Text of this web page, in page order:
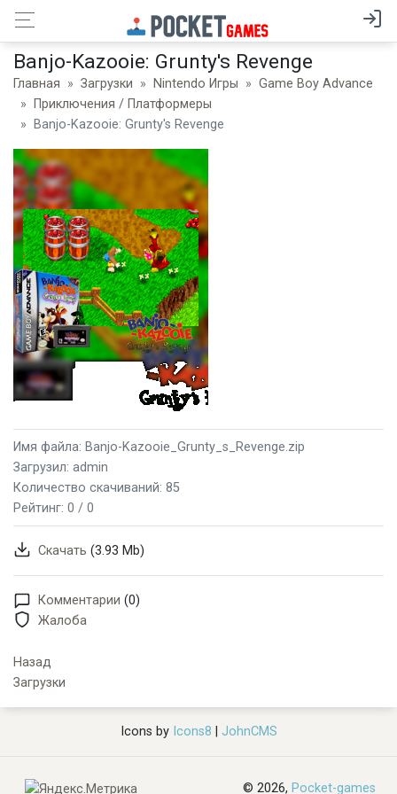
Banjo-Kazooie: Grunty's Revenge
Главная Загрузки Nintendo Игры
Game Boy Advance
Приключения / Платформеры
Banjo-Kazooie: Grunty's Revenge
Имя файла: Banjo-Kazooie_Grunty_s_Revenge.zip
Загрузил: admin
Количество скачиваний: 85
Рейтинг: 0 / 0
Скачать (3.93 Mb)
Комментарии (0)
Жалоба
Назад
Загрузки
Icons byIcons8 JohnCMS
© 2026, Pocket-games